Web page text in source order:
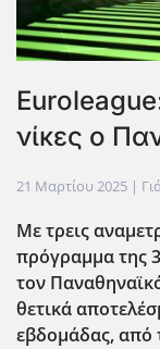
νίκες ο
21 Μαρτίου 2025 |
Με τρεις
πρόγραμμα της
τον
θετικά
εβδομάδας, από